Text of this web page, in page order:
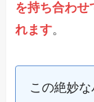
を持ち合わせ
れます。
この絶妙